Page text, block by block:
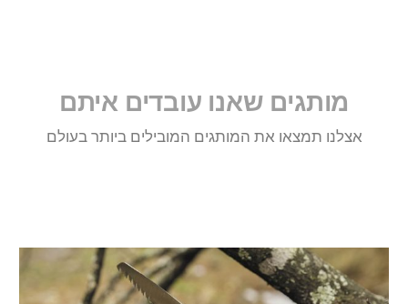
מותגים שאנו עובדים איתם
אצלנו תמצאו את המותגים המובילים ביותר בעולם